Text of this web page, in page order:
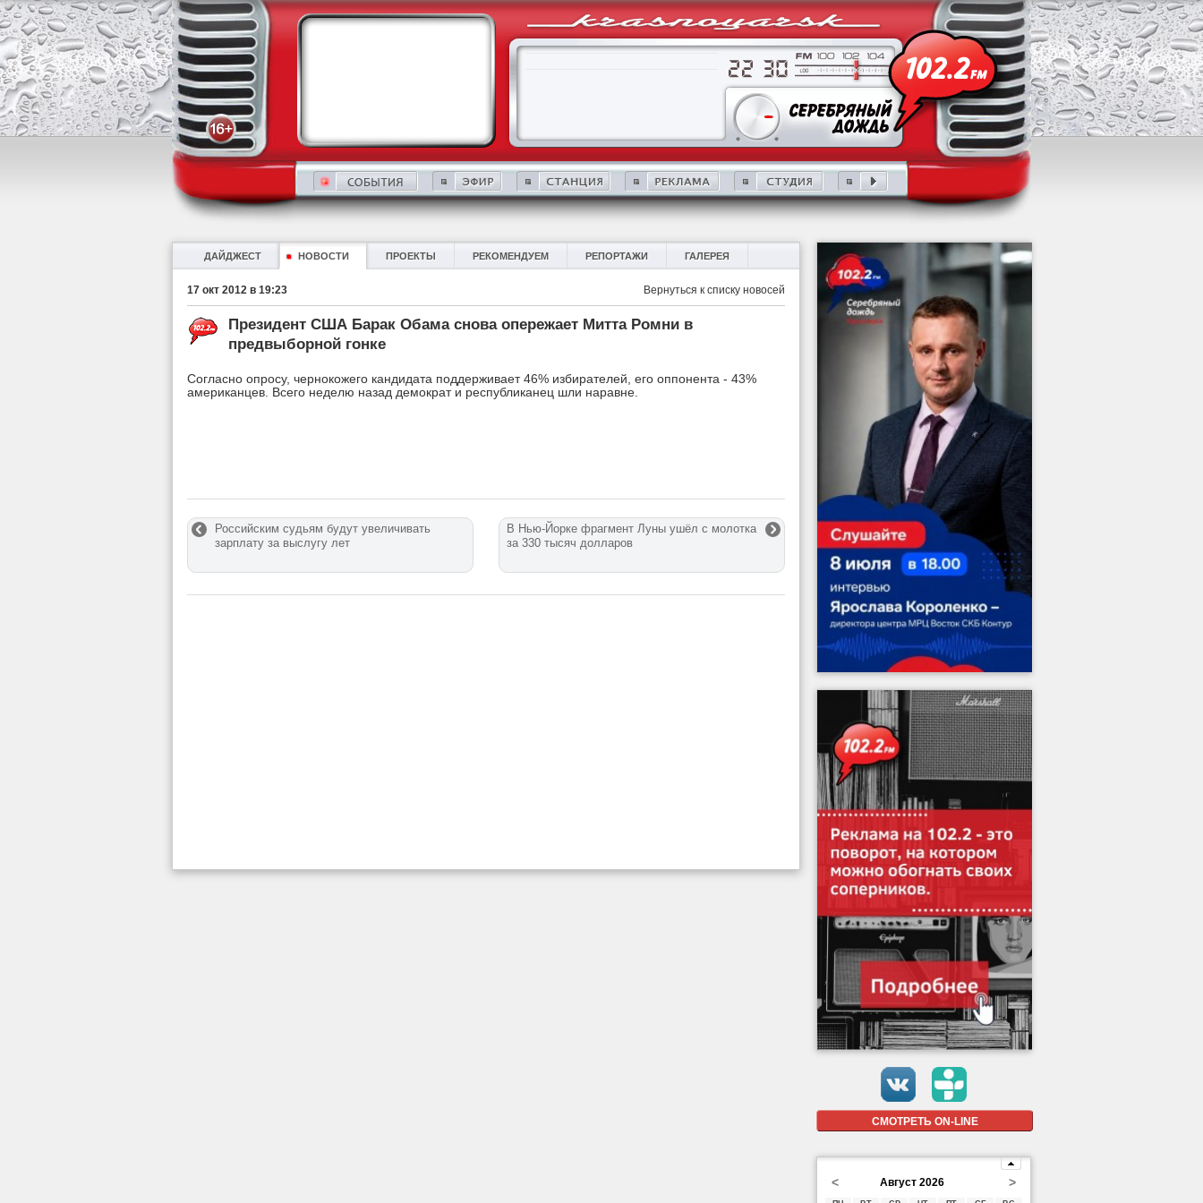
ДАЙДЖЕСТ НОВОСТИ ПРОЕКТЫ РЕКОМЕНДУЕМ РЕПОРТАЖИ ГАЛЕРЕЯ
17 окт 2012 в 19:23 Вернуться к списку новосей
Президент США Барак Обама снова опережает Митта Ромни в
предвыборной гонке
Согласно опросу, чернокожего кандидата поддерживает 46% избирателей, его оппонента - 43%
американцев. Всего неделю назад демократ и республиканец шли наравне.
Российским судьям будут увеличивать
зарплату за выслугу лет
В Нью-Йорке фрагмент Луны ушёл с молотка
за 330 тысяч долларов
СМОТРЕТЬ ON-LINE
< >
Август 2026